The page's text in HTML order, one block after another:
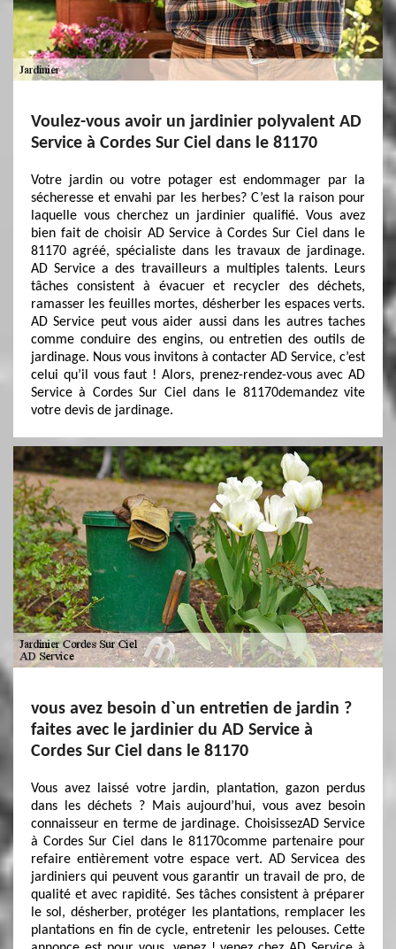
Voulez-vous avoir un jardinier polyvalent AD
Service à Cordes Sur Ciel dans le 81170
Votre jardin ou votre potager est endommager par la
sécheresse et envahi par les herbes? C’est la raison pour
laquelle vous cherchez un jardinier qualifié. Vous avez
bien fait de choisir AD Service à Cordes Sur Ciel dans le
81170 agréé, spécialiste dans les travaux de jardinage.
AD Service a des travailleurs a multiples talents. Leurs
tâches consistent à évacuer et recycler des déchets,
ramasser les feuilles mortes, désherber les espaces verts.
AD Service peut vous aider aussi dans les autres taches
comme conduire des engins, ou entretien des outils de
jardinage. Nous vous invitons à contacter AD Service, c’est
celui qu’il vous faut ! Alors, prenez-rendez-vous avec AD
Service à Cordes Sur Ciel dans le 81170demandez vite
votre devis de jardinage.
vous avez besoin d`un entretien de jardin ?
faites avec le jardinier du AD Service à
Cordes Sur Ciel dans le 81170
Vous avez laissé votre jardin, plantation, gazon perdus
dans les déchets ? Mais aujourd’hui, vous avez besoin
connaisseur en terme de jardinage. ChoisissezAD Service
à Cordes Sur Ciel dans le 81170comme partenaire pour
refaire entièrement votre espace vert. AD Servicea des
jardiniers qui peuvent vous garantir un travail de pro, de
qualité et avec rapidité. Ses tâches consistent à préparer
le sol, désherber, protéger les plantations, remplacer les
plantations en fin de cycle, entretenir les pelouses. Cette